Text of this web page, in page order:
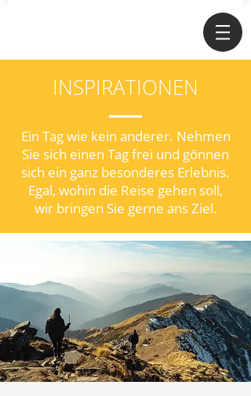
INSPIRATIONEN
Ein Tag wie kein anderer. Nehmen
Sie sich einen Tag frei und gönnen
sich ein ganz besonderes Erlebnis.
Egal, wohin die Reise gehen soll,
wir bringen Sie gerne ans Ziel.